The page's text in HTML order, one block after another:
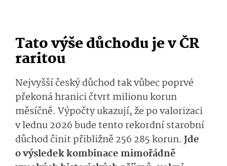
Tato výše důchodu je v ČR
raritou
Nejvyšší český důchod tak vůbec poprvé
překoná hranici čtvrt milionu korun
měsíčně. Výpočty ukazují, že po valorizaci
v lednu 2026 bude tento rekordní starobní
důchod činit přibližně 256 285 korun.Jde
o výsledek kombinace mimořádně